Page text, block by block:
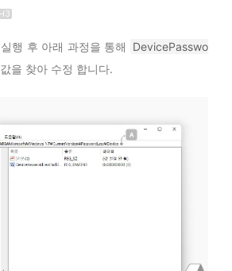
실행 후 아래 과정을 통해
DevicePasswo
값을 찾아 수정 합니다.